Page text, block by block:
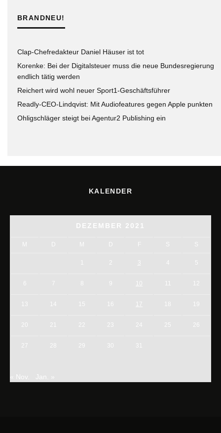
BRANDNEU!
Clap-Chefredakteur Daniel Häuser ist tot
Korenke: Bei der Digitalsteuer muss die neue Bundesregierung
endlich tätig werden
Reichert wird wohl neuer Sport1-Geschäftsführer
Readly-CEO-Lindqvist: Mit Audiofeatures gegen Apple punkten
Ohligschläger steigt bei Agentur2 Publishing ein
KALENDER
DEZEMBER 2021
M D M D F S S
1 2 3 5
6 7 8 9 10 11 12
13 14 15 16 17 18 19
20 21 22 23 24 25 26
27 28 29 30 31
« Nov. Jan. »